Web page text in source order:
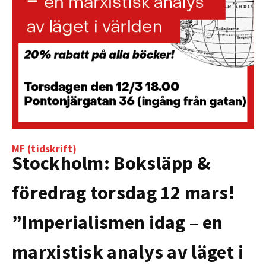
MF (tidskrift)
Stockholm: Boksläpp &
föredrag torsdag 12 mars!
”Imperialismen idag – en
marxistisk analys av läget i